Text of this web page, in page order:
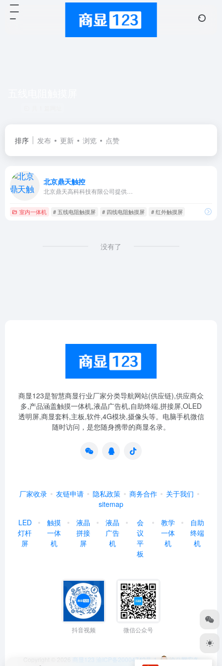
排序 发布 更新 浏览 点赞
北京鼎天触控
北京鼎天高科科技有限公司提供…
室内一体机 # 五线电阻触摸屏 # 四线电阻触摸屏 # 红外触摸屏
没有了
商显123是智慧商显行业厂家分类导航网站(供应链),供应商众
多,产品涵盖触摸一体机,液晶广告机,自助终端,拼接屏,OLED
透明屏,商显套料,主板,软件,4G模块,摄像头等。电脑手机微信
随时访问，是您随身携带的商显名录。
厂家收录 友链申请 隐私政策 商务合作
关于我们
sitemap
LED
灯杆
屏
触摸
一体
机
液晶
拼接
屏
液晶
广告
机
会
议
平
板
教学
一体
机
自助
终端
机
抖音视频 微信公众号
Copyright © 2026 商显123 渝ICP备20004742号-1
渝公网安备